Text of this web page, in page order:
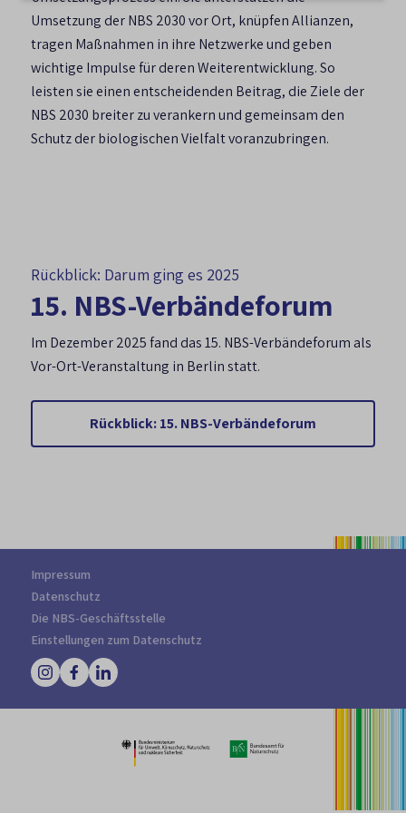
Umsetzung der NBS 2030 vor Ort, knüpfen Allianzen,
tragen Maßnahmen in ihre Netzwerke und geben
wichtige Impulse für deren Weiterentwicklung. So
leisten sie einen entscheidenden Beitrag, die Ziele der
NBS 2030 breiter zu verankern und gemeinsam den
Schutz der biologischen Vielfalt voranzubringen.
Rückblick: Darum ging es 2025
15. NBS-Verbändeforum
Im Dezember 2025 fand das 15. NBS-Verbändeforum als
Vor-Ort-Veranstaltung in Berlin statt.
Rückblick: 15. NBS-Verbändeforum
Impressum
Datenschutz
Die NBS-Geschäftsstelle
Einstellungen zum Datenschutz